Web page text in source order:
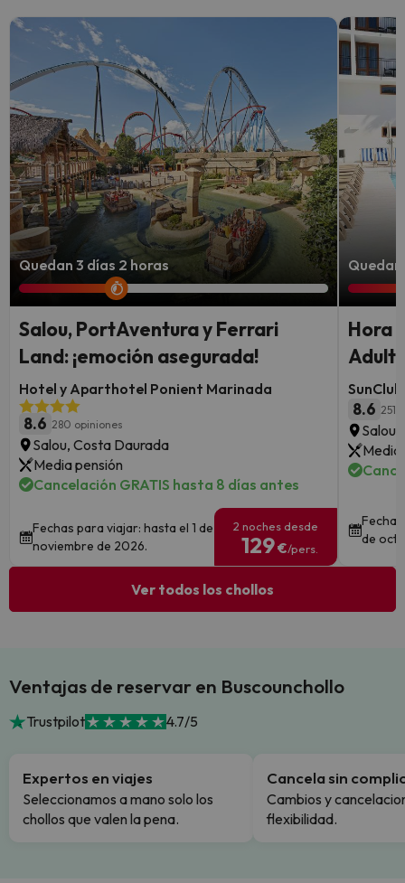
Quedan 3 días 2 horas
Salou, PortAventura y Ferrari
Land: ¡emoción asegurada!
Hotel y Aparthotel Ponient Marinada
8.6 280 opiniones
Salou, Costa Daurada
Media pensión
Cancelación GRATIS hasta 8 días antes
Fechas para viajar: hasta el 1 de
noviembre de 2026.
2 noches desde
129€/pers.
Hora
8.6 251
Media
de
Ver todos los chollos
Ventajas de reservar en Buscounchollo
Trustpilot 4.7/5
Expertos en viajes
Seleccionamos a mano solo los
chollos que valen la pena.
Cancela sin
Cambios y
flexibilidad.